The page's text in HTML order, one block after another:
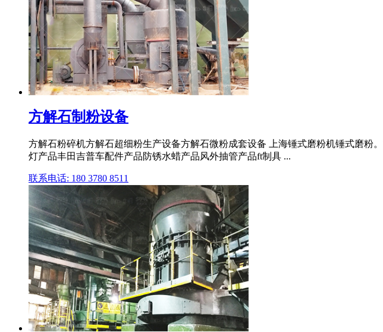
方解石制粉设备
方解石粉碎机方解石超细粉生产设备方解石微粉成套设备 上海锤式磨粉机锤式磨粉
灯产品丰田吉普车配件产品防锈水蜡产品风外抽管产品ft制具 ...
联系电话: 180 3780 8511